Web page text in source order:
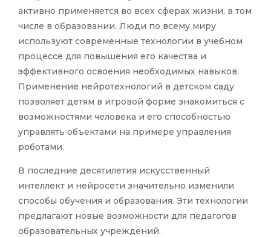
активно применяется во всех сферах жизни, в том
числе в образовании. Люди по всему миру
используют современные технологии в учебном
процессе для повышения его качества и
эффективного освоения необходимых навыков.
Применение нейротехнологий в детском саду
позволяет детям в игровой форме знакомиться с
возможностями человека и его способностью
управлять объектами на примере управления
роботами.
В последние десятилетия искусственный
интеллект и нейросети значительно изменили
способы обучения и образования. Эти технологии
предлагают новые возможности для педагогов
образовательных учреждений.